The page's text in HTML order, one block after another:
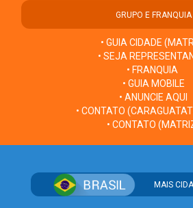
GRUPO E FRANQUIA
• GUIA CIDADE
• SEJA
• FRANQUIA
• GUIA MOBILE
• ANUNCIE AQUI
• CONTATO
• CONTATO
MAIS